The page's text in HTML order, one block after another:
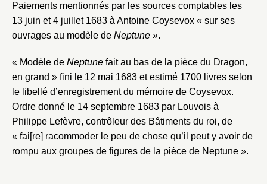
Paiements mentionnés par les sources comptables les
13 juin et 4 juillet 1683 à Antoine Coysevox « sur ses
ouvrages au modèle de Neptune ».
« Modèle de Neptune fait au bas de la pièce du Dragon,
en grand » fini le 12 mai 1683 et estimé 1700 livres selon
le libellé d’enregistrement du mémoire de Coysevox.
Ordre donné le 14 septembre 1683 par Louvois à
Philippe Lefèvre, contrôleur des Bâtiments du roi, de
« fai[re] racommoder le peu de chose qu’il peut y avoir de
rompu aux groupes de figures de la pièce de Neptune ».
Créer et ajouter
Vous avez oublié votre mot de passe ?Cliquez ici